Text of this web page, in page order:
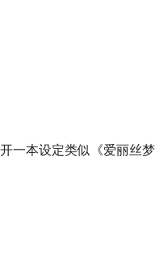
一本设定类似《爱丽丝梦